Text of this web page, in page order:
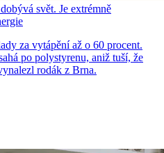
svět. Je extrémně
za vytápění až o 60 procent.
po polystyrenu, aniž tuší, že
rodák z Brna.